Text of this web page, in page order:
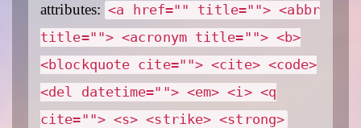
attributes: <a href="" title=""> <abbr
title=""> <acronym title=""> <b>
<blockquote cite=""> <cite> <code>
<del datetime=""> <em> <i> <q
cite=""> <s> <strike> <strong>